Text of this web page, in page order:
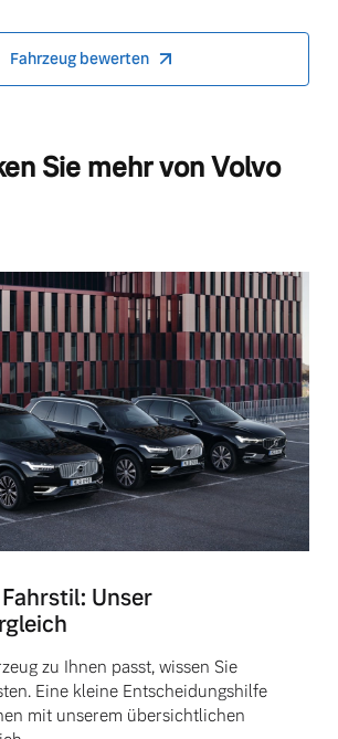
Fahrzeug bewerten
Sie mehr von Volvo
Unser
zu Ihnen passt, wissen Sie
Eine kleine Entscheidungshilfe
mit unserem übersichtlichen